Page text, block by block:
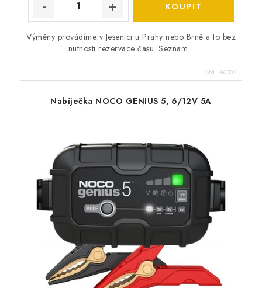
Výměny provádíme v Jesenici u Prahy nebo Brně a to bez
nutnosti rezervace času. Seznam...
Kód: A0002
Nabíječka NOCO GENIUS 5, 6/12V 5A